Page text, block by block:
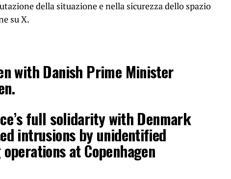
della situazione e nella sicurezza dello spazio
su X.
with Danish Prime Minister
full solidarity with Denmark
intrusions by unidentified
at Copenhagen